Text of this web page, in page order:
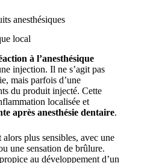
anesthésiques
local
à l’anesthésique
injection. Il ne s’agit pas
mais parfois d’une
du produit injecté. Cette
localisée et
après anesthésie dentaire.
plus sensibles, avec une
une sensation de brûlure.
au développement d’un